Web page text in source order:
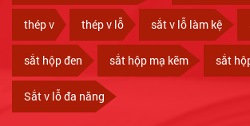
thép v thép v lỗ sắt v lỗ làm kệ
sắt hộp đen sắt hộp mạ kẽm sắt
Sắt v lỗ đa năng